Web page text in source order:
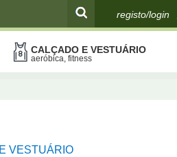
registo/login
CALÇADO E VESTUÁRIO
aeróbica, fitness
VESTUÁRIO